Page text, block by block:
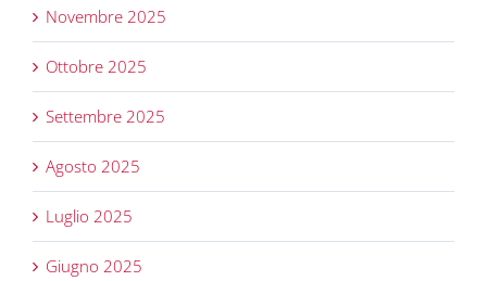
Novembre 2025
Ottobre 2025
Settembre 2025
Agosto 2025
Luglio 2025
Giugno 2025